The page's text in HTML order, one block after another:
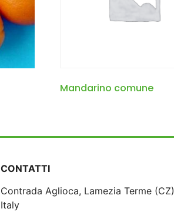
Mandarino comune
CONTATTI
Contrada Aglioca, Lamezia Terme (CZ)
Italy